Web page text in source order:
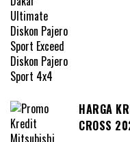
HARGA
CROSS